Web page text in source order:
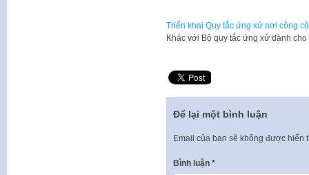
Triển khai Quy tắc ứng xử nơi công
Khác với Bộ quy tắc ứng xử dành
Để lại một bình luận
Email của bạn sẽ không được hiển
Bình luận *